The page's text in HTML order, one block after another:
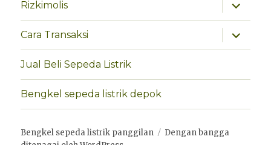
Rizkimolis
menu
anak
Cara Transaksi
perlebar
menu
anak
Jual Beli Sepeda Listrik
Bengkel sepeda listrik depok
Bengkel sepeda listrik panggilan
Dengan bangga